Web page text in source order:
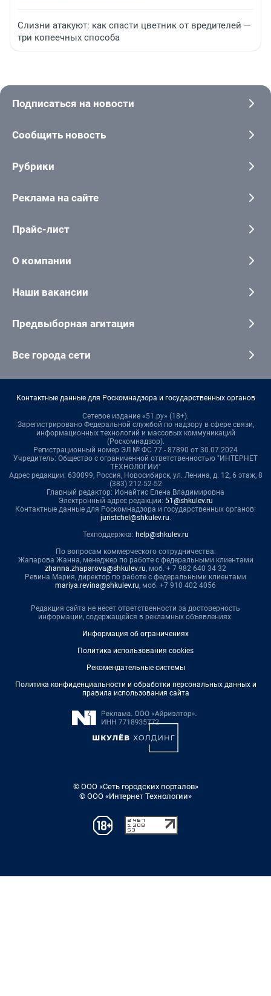
Слизни атакуют: как спасти цветник от вредителей —
три копеечных способа
Подписаться на новости
Сообщить новость
Рубрики
Реклама на сайте
Прайс-лист
О компании
Наши вакансии
Предвыборная агитация
Все города сети
Контактные данные для Роскомнадзора и государственных органов
Сетевое издание «51.ру» (18+).
Зарегистрировано Федеральной службой по надзору в сфере связи,
информационных технологий и массовых коммуникаций
(Роскомнадзор).
Регистрационный номер ЭЛ № ФС 77 - 87890 от 30.07.2024
Учредитель: Общество с ограниченной ответственностью "ИНТЕРНЕТ
ТЕХНОЛОГИИ"
Адрес редакции: 630099, Россия, Новосибирск, ул. Ленина, д. 12, 6 этаж, 8
(383) 212-52-52
Главный редактор: Ионайтис Елена Владимировна
Электронный адрес редакции: 51@shkulev.ru
Контактные данные для Роскомнадзора и государственных органов:
juristchel@shkulev.ru.
Техподдержка: help@shkulev.ru
По вопросам коммерческого сотрудничества:
Жапарова Жанна, менеджер по работе с федеральными клиентами
zhanna.zhaparova@shkulev.ru, моб. + 7 982 640 34 32
Ревина Мария, директор по работе с федеральными клиентами
mariya.revina@shkulev.ru, моб. +7 910 402 4056
Редакция сайта не несет ответственности за достоверность
информации, содержащейся в рекламных объявлениях.
Информация об ограничениях
Политика использования cookies
Рекомендательные системы
Политика конфиденциальности и обработки персональных данных и
правила использования сайта
© ООО «Сеть городских порталов»
© ООО «Интернет Технологии»